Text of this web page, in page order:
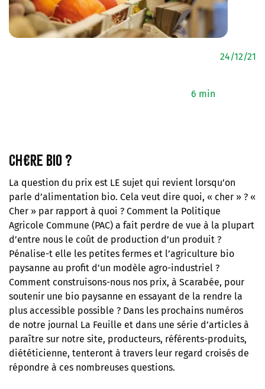
6 min
24/12/21
Ch€re bio ?
La question du prix est LE sujet qui revient lorsqu’on
parle d’alimentation bio. Cela veut dire quoi, « cher » ? «
Cher » par rapport à quoi ? Comment la Politique
Agricole Commune (PAC) a fait perdre de vue à la plupart
d’entre nous le coût de production d’un produit ?
Pénalise-t elle les petites fermes et l’agriculture bio
paysanne au profit d’un modèle agro-industriel ?
Comment construisons-nous nos prix, à Scarabée, pour
soutenir une bio paysanne en essayant de la rendre la
plus accessible possible ? Dans les prochains numéros
de notre journal La Feuille et dans une série d’articles à
paraître sur notre site, producteurs, référents-produits,
diététicienne, tenteront à travers leur regard croisés de
répondre à ces nombreuses questions.